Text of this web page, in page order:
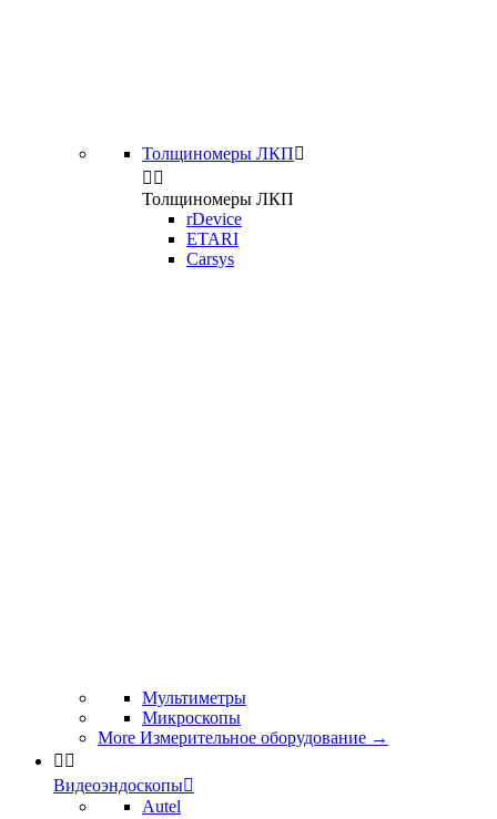
Толщиномеры ЛКП
 
Толщиномеры ЛКП
rDevice
ETARI
Carsys
Мультиметры
Микроскопы
More Измерительное оборудование →
 
Видеоэндоскопы
Autel